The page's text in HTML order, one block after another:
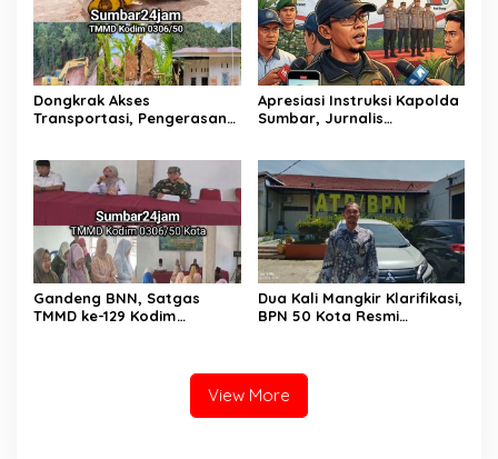
Dongkrak Akses
Transportasi, Pengerasan
Apresiasi Instruksi Kapolda
Sumbar, Jurnalis
BBM dan Tambang Ilegal
Gandeng BNN, Satgas
TMMD ke-129 Kodim
Dua Kali Mangkir Klarifikasi,
BPN 50 Kota Resmi
Hendryola Asmira
View More